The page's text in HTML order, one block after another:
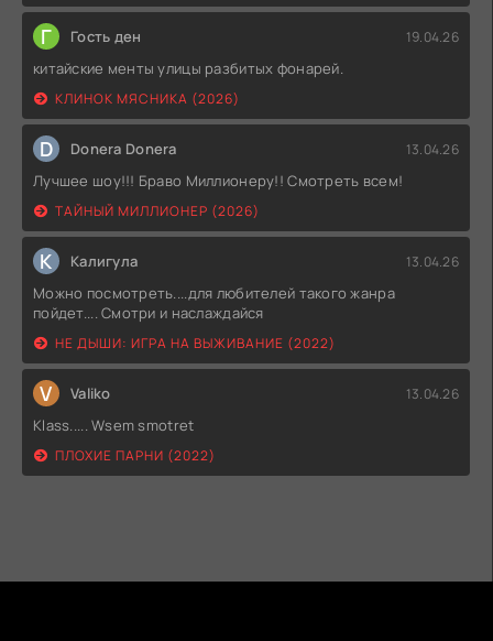
Г Гость ден 19.04.26
китайские менты улицы разбитых фонарей.
КЛИНОК МЯСНИКА (2026)
D Donera Donera 13.04.26
Лучшее шоу!!! Браво Миллионеру!! Смотреть всем!
ТАЙНЫЙ МИЛЛИОНЕР (2026)
К Калигула 13.04.26
Можно посмотреть....для любителей такого жанра
пойдет.... Смотри и наслаждайся
НЕ ДЫШИ: ИГРА НА ВЫЖИВАНИЕ (2022)
V Valiko 13.04.26
Klass..... Wsem smotret
ПЛОХИЕ ПАРНИ (2022)